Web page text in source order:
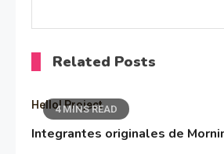
Related Posts
4 MINS READ
Hello! Project
Integrantes originales de